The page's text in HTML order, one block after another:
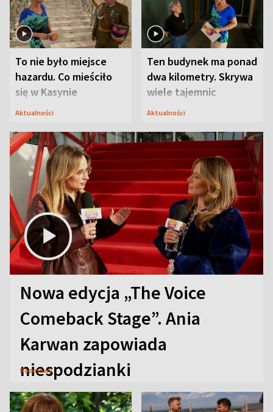
To nie było miejsce
hazardu. Co mieściło
się w Kasynie
Oficerskim?
Aktualności
Ten budynek ma ponad
dwa kilometry. Skrywa
wiele tajemnic
Aktualności
Nowa edycja „The Voice
Comeback Stage”. Ania
Karwan zapowiada
niespodzianki
Rozmowy